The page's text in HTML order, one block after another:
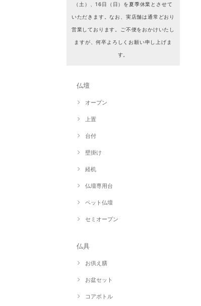
（土）、16日（日）を夏季休業とさせて
いただきます。なお、実店舗は通常どおり
営業しております。ご不便をおかけいたし
ますが、何卒よろしくお願い申し上げま
す。
仏壇
オープン
上置
台付
壁掛け
経机
仏壇専用台
ペット仏壇
セミオープン
仏具
お供え膳
お盆セット
コアボトル